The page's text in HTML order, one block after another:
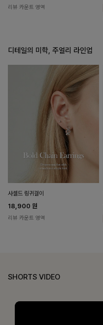
리뷰 카운트 영역
디테일의 미학, 주얼리 라인업
사셀드 링귀걸이
18,900 원
리뷰 카운트 영역
SHORTS VIDEO